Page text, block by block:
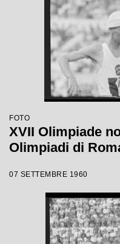
FOTO
XVII Olimpiade
Olimpiadi di
07 SETTEMBRE 1960